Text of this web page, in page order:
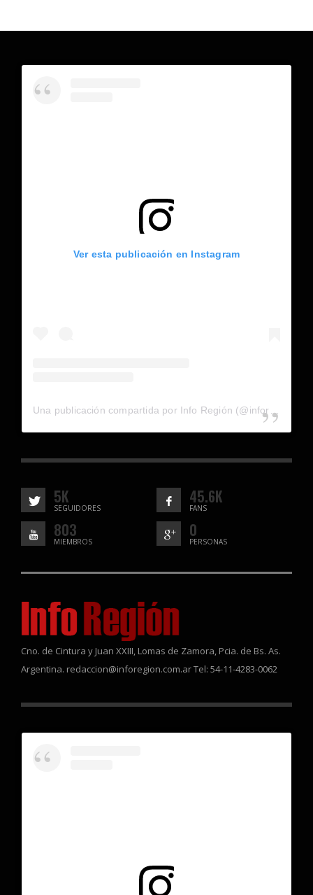
Ver esta publicación en Instagram
5K
SEGUIDORES
45.6K
FANS
803
MIEMBROS
0
PERSONAS
Cno. de Cintura y Juan XXIII, Lomas de Zamora, Pcia. de Bs. As.
Argentina. redaccion@inforegion.com.ar Tel: 54-11-4283-0062